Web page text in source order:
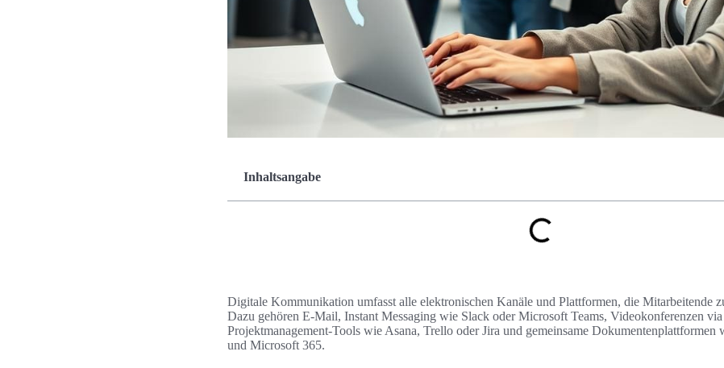
Inhaltsangabe
Digitale Kommunikation umfasst alle elektronischen Kanäle und Plattformen, die Mitarbeitende
Dazu gehören E‑Mail, Instant Messaging wie Slack oder Microsoft Teams, Videokonferenzen
Projektmanagement‑Tools wie Asana, Trello oder Jira und gemeinsame Dokumentenplattformen
und Microsoft 365.